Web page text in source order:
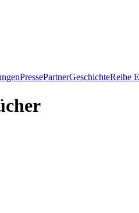
PressePartnerGeschichteReihe